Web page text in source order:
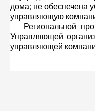
дома; не обеспечена
управляющую
Региональной
Управляющей
управляющей